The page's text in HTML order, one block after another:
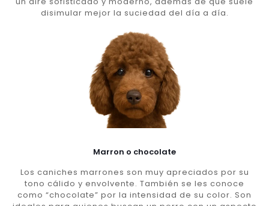
disimular mejor la suciedad del día a día.
Marron o chocolate
Los caniches marrones son muy apreciados por su
tono cálido y envolvente. También se les conoce
como “chocolate” por la intensidad de su color. Son